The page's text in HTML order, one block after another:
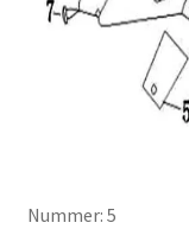
Nummer: 5